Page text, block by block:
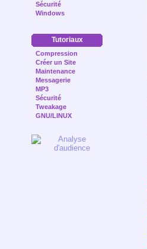
Sécurité
Windows
Tutoriaux
Compression
Créer un Site
Maintenance
Messagerie
MP3
Sécurité
Tweakage
GNU/LINUX